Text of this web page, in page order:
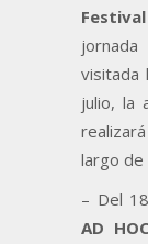
Festival
visitada
julio, la
largo de
– Del
AD